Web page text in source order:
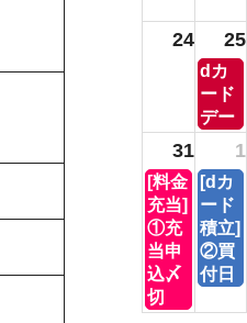
24 25
火
曜
日,
8
25th
2026
dカ
ード
デー
31 1
月
曜
日,
8
月
31st
2026
[料金
充当]
①充
当申
込〆
切
火
曜
日,
9
月
2026
[dカ
ード
積立]
②買
付日